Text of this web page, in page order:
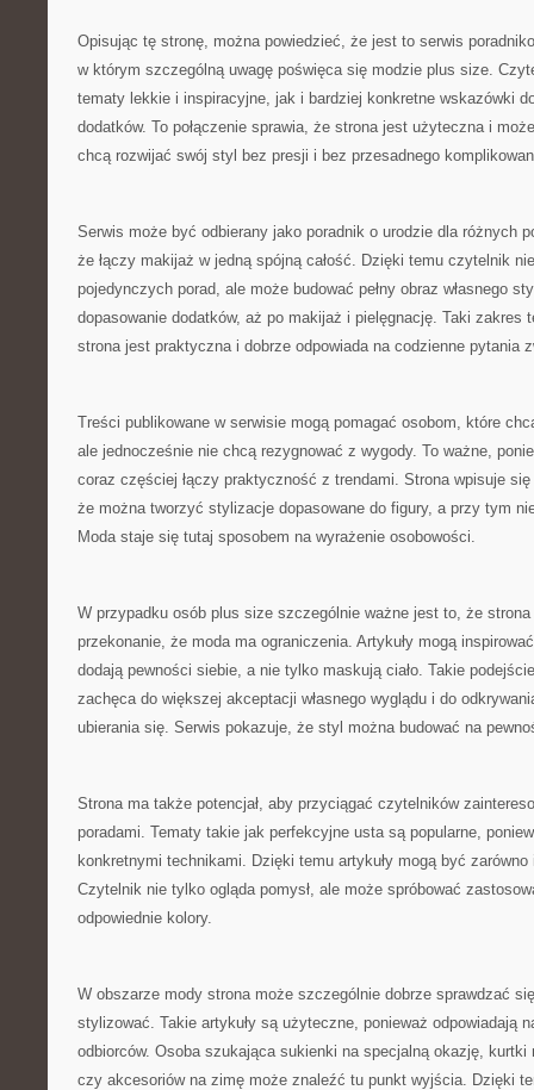
Opisując tę stronę, można powiedzieć, że jest to serwis
w którym szczególną uwagę poświęca się modzie plus size.
tematy lekkie i inspiracyjne, jak i bardziej konkretne wskazówki
dodatków. To połączenie sprawia, że strona jest użyteczna i
chcą rozwijać swój styl bez presji i bez przesadnego
Serwis może być odbierany jako poradnik o urodzie dla różnych
że łączy makijaż w jedną spójną całość. Dzięki temu czytelnik
pojedynczych porad, ale może budować pełny obraz własnego
dopasowanie dodatków, aż po makijaż i pielęgnację. Taki zakres
strona jest praktyczna i dobrze odpowiada na codzienne pytania
Treści publikowane w serwisie mogą pomagać osobom, które
ale jednocześnie nie chcą rezygnować z wygody. To ważne,
coraz częściej łączy praktyczność z trendami. Strona wpisuje
że można tworzyć stylizacje dopasowane do figury, a przy tym
Moda staje się tutaj sposobem na wyrażenie osobowości.
W przypadku osób plus size szczególnie ważne jest to, że strona
przekonanie, że moda ma ograniczenia. Artykuły mogą
dodają pewności siebie, a nie tylko maskują ciało. Takie
zachęca do większej akceptacji własnego wyglądu i do
ubierania się. Serwis pokazuje, że styl można budować na
Strona ma także potencjał, aby przyciągać czytelników
poradami. Tematy takie jak perfekcyjne usta są popularne,
konkretnymi technikami. Dzięki temu artykuły mogą być
Czytelnik nie tylko ogląda pomysł, ale może spróbować
odpowiednie kolory.
W obszarze mody strona może szczególnie dobrze sprawdzać
stylizować. Takie artykuły są użyteczne, ponieważ odpowiadają
odbiorców. Osoba szukająca sukienki na specjalną okazję, kurtki
czy akcesoriów na zimę może znaleźć tu punkt wyjścia. Dzięki